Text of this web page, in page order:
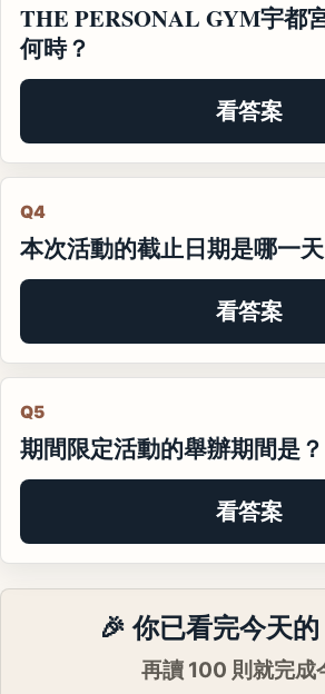
THE PERSONAL GYM宇都
何時？
看答案
Q4
本次活動的截止日期是哪一
看答案
Q5
期間限定活動的舉辦期間是？
看答案
🎉 你已看完今天
再讀 100 則就完成